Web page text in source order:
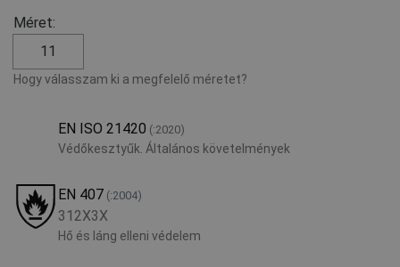
Méret:
11
Hogy válasszam ki a megfelelő méretet?
EN ISO 21420 (:2020)
Védőkesztyűk. Általános követelmények
EN 407 (:2004)
312X3X
Hő és láng elleni védelem